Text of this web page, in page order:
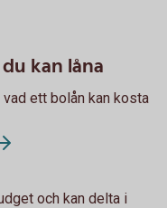
kan låna
ett bolån kan kosta
och kan delta i